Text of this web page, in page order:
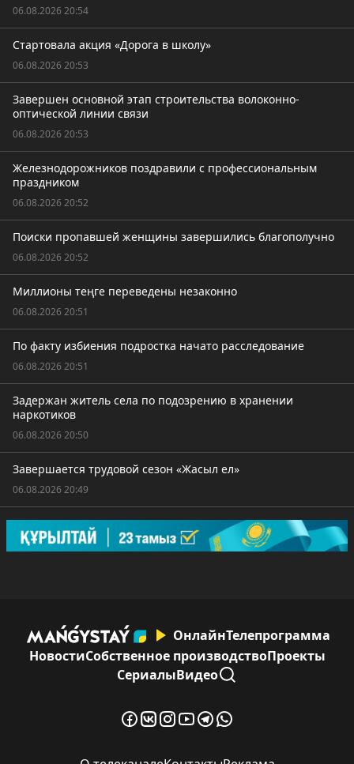
06.08.2026 20:54
Стартовала акция «Дорога в школу»
06.08.2026 20:53
Завершен основной этап строительства волоконно-
оптической линии связи
06.08.2026 20:53
Железнодорожников поздравили с профессиональным
праздником
06.08.2026 20:52
Поиски пропавшей женщины завершились благополучно
06.08.2026 20:52
Миллионы теңге переведены незаконно
06.08.2026 20:51
По факту избиения подростка начато расследование
06.08.2026 20:51
Задержан житель села по подозрению в хранении
наркотиков
06.08.2026 20:50
Завершается трудовой сезон «Жасыл ел»
06.08.2026 20:49
ОнлайнТелепрограмма
НовостиСобственное производствоПроекты
СериалыВидео